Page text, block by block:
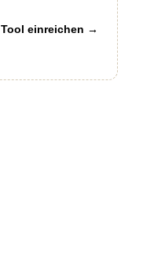
Tool einreichen →